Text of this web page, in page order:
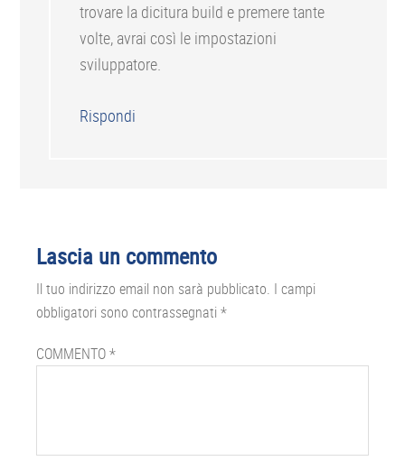
trovare la dicitura build e premere tante
volte, avrai così le impostazioni
sviluppatore.
Rispondi
Lascia un commento
Il tuo indirizzo email non sarà pubblicato. I campi
obbligatori sono contrassegnati *
COMMENTO*